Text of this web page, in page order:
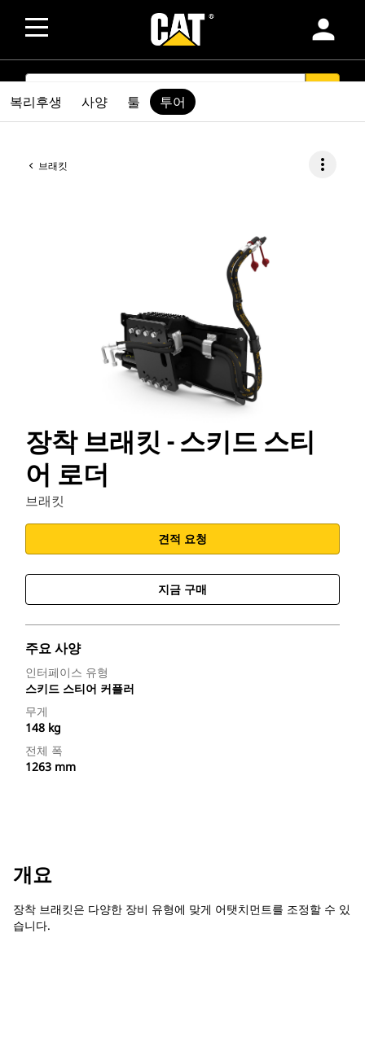
person
SEARCH
브래킷 more_vert
장착 브래킷 - 스키드 스티
어 로더
브래킷
견적 요청
지금 구매
주요 사양
인터페이스 유형
스키드 스티어 커플러
무게
148 kg
전체 폭
1263 mm
복리후생 사양 툴 투어
개요
장착 브래킷은 다양한 장비 유형에 맞게 어탯치먼트를 조정할 수 있
습니다.